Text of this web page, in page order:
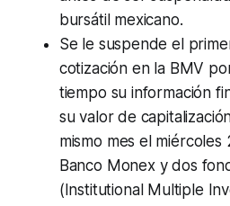
bursátil mexicano.
Se le suspende el
cotización en la BMV
tiempo su información
su valor de
mismo mes el
Banco Monex y dos
(Institutional Multiple